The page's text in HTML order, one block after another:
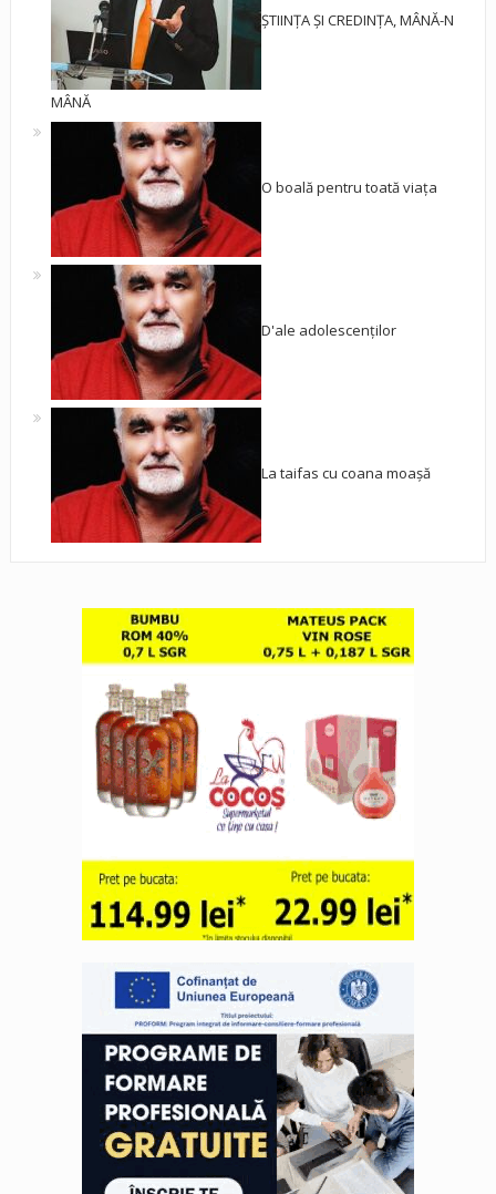
ȘTIINȚA ȘI CREDINȚA, MÂNĂ-N
MÂNĂ
O boală pentru toată viața
D'ale adolescenților
La taifas cu coana moașă